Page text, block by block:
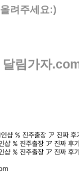
려주세요:)
림가자
샵 % 진주출장 ア 진짜 후
샵 % 진주출장 ア 진짜 후
샵 % 진주출장 ア 진짜 후